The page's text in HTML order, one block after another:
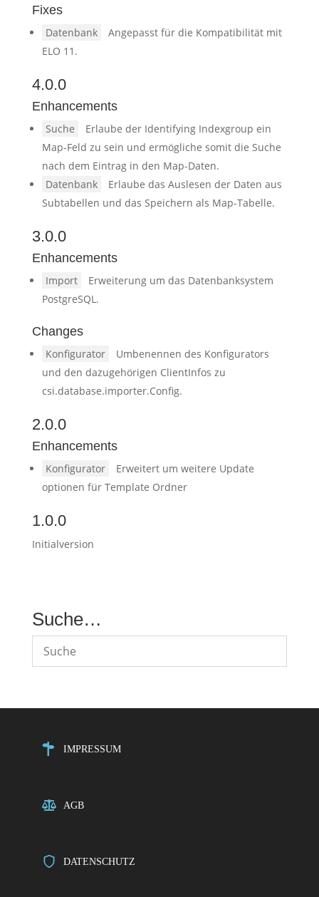
Fixes
Datenbank
Angepasst für die Kompatibilität mit
ELO 11.
4.0.0
Enhancements
Suche
Erlaube der Identifying Indexgroup ein
Map-Feld zu sein und ermögliche somit die Suche
nach dem Eintrag in den Map-Daten.
Datenbank
Erlaube das Auslesen der Daten aus
Subtabellen und das Speichern als Map-Tabelle.
3.0.0
Enhancements
Import
Erweiterung um das Datenbanksystem
PostgreSQL.
Changes
Konfigurator
Umbenennen des Konfigurators
und den dazugehörigen ClientInfos zu
csi.database.importer.Config.
2.0.0
Enhancements
Konfigurator
Erweitert um weitere Update
optionen für Template Ordner
1.0.0
Initialversion
Suche…
IMPRESSUM
AGB
DATENSCHUTZ